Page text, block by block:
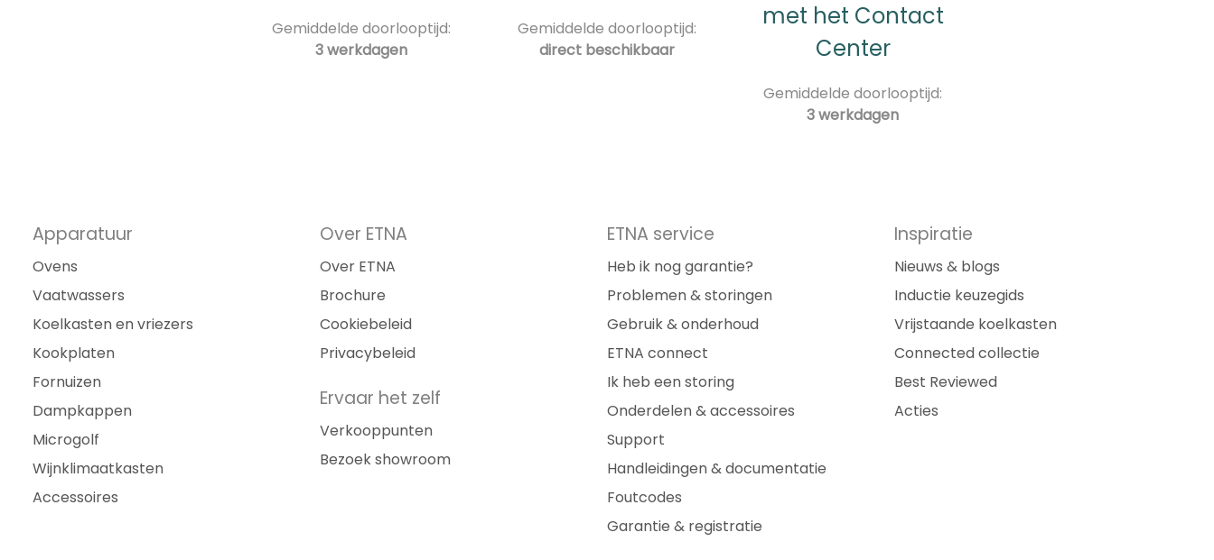
Gemiddelde doorlooptijd:
3 werkdagen
Gemiddelde doorlooptijd:
direct beschikbaar
met het Contact
Center
Gemiddelde doorlooptijd:
3 werkdagen
Apparatuur
Ovens
Vaatwassers
Koelkasten en vriezers
Kookplaten
Fornuizen
Dampkappen
Microgolf
Wijnklimaatkasten
Accessoires
Over ETNA
Over ETNA
Brochure
Cookiebeleid
Privacybeleid
Ervaar het zelf
Verkooppunten
Bezoek showroom
ETNA service
Heb ik nog garantie?
Problemen & storingen
Gebruik & onderhoud
ETNA connect
Ik heb een storing
Onderdelen & accessoires
Support
Handleidingen & documentatie
Foutcodes
Garantie & registratie
Inspiratie
Nieuws & blogs
Inductie keuzegids
Vrijstaande koelkasten
Connected collectie
Best Reviewed
Acties